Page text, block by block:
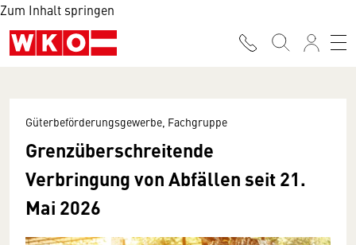
Zum Inhalt springen
Güterbeförderungsgewerbe, Fachgruppe
Grenzüberschreitende
Verbringung von Abfällen seit 21.
Mai 2026